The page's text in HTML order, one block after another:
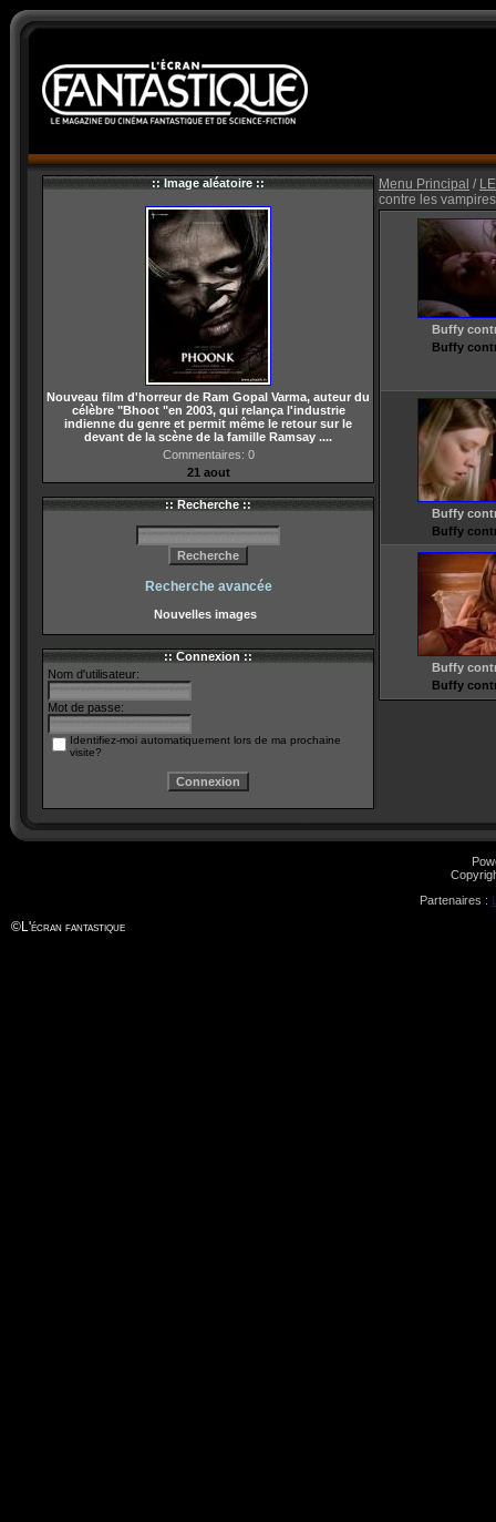
:: Image aléatoire ::
Nouveau film d'horreur de Ram Gopal Varma, auteur du
célèbre "Bhoot "en 2003, qui relança l'industrie
indienne du genre et permit même le retour sur le
devant de la scène de la famille Ramsay ....
Commentaires: 0
21 aout
:: Recherche ::
Recherche avancée
Nouvelles images
:: Connexion ::
Nom d'utilisateur:
Mot de passe:
Identifiez-moi automatiquement lors de ma prochaine
visite?
Menu Principal /
contre les vampires
Buffy
Buffy
Buffy
Buffy
Buffy
Buffy
Partenaires :
©L'écran fantastique